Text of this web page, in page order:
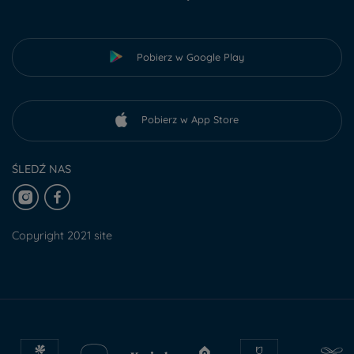
Pobierz w Google Play
Pobierz w App Store
ŚLEDŹ NAS
Copyright 2021 site